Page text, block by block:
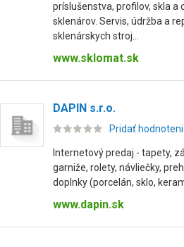
príslušenstva, profilov, skla a
sklenárov. Servis, údržba a
sklenárskych stroj...
www.sklomat.sk
DAPIN s.r.o.
Pridať
Internetový predaj - tapety,
garniže, rolety, návliečky,
doplnky (porcelán, sklo,
www.dapin.sk